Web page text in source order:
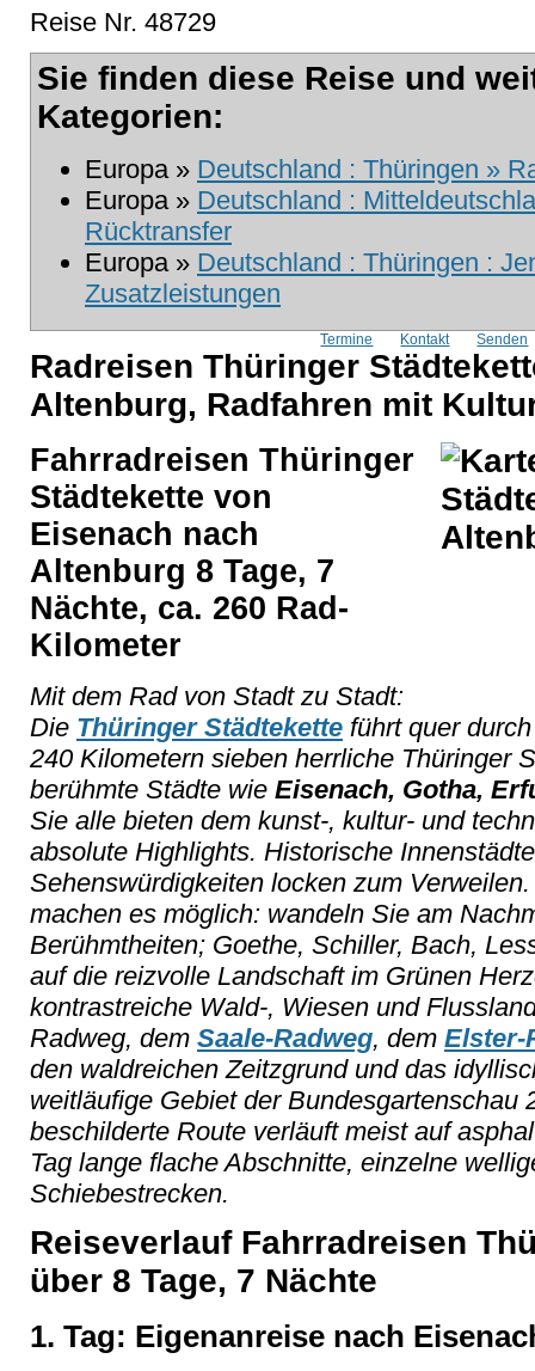
Reise Nr. 48729
Sie finden diese Reise und
Kategorien:
Europa » Deutschland : Thüringen »
Europa » Deutschland :
Rücktransfer
Europa » Deutschland : Thüringen :
Zusatzleistungen
Termine Kontakt Senden
Radreisen Thüringer
Altenburg, Radfahren mit
Fahrradreisen Thüringer
Städtekette von
Eisenach nach
Altenburg 8 Tage, 7
Nächte, ca. 260 Rad-
Kilometer
Mit dem Rad von Stadt zu Stadt:
Die Thüringer Städtekette führt quer
240 Kilometern sieben herrliche Thüringer
berühmte Städte wie Eisenach, Gotha,
Sie alle bieten dem kunst-, kultur- und
absolute Highlights. Historische
Sehenswürdigkeiten locken zum
machen es möglich: wandeln Sie am
Berühmtheiten; Goethe, Schiller, Bach,
auf die reizvolle Landschaft im Grünen
kontrastreiche Wald-, Wiesen und
Radweg, dem Saale-Radweg, dem Elster-
den waldreichen Zeitzgrund und das
weitläufige Gebiet der Bundesgartenschau
beschilderte Route verläuft meist auf
Tag lange flache Abschnitte, einzelne
Schiebestrecken.
Reiseverlauf Fahrradreisen
über 8 Tage, 7 Nächte
1. Tag: Eigenanreise nach